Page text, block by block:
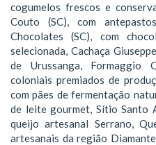
cogumelos frescos e
Couto (SC), com
Chocolates (SC), com
selecionada, Cachaça
de Urussanga, Formaggio
coloniais premiados de
com pães de fermentação
de leite gourmet, Sítio Santo
queijo artesanal Serrano,
artesanais da região